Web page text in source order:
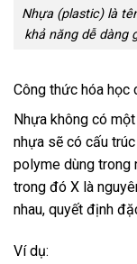
Nhựa (plastic) là
khả năng dễ dàng
Công thức hóa học
Nhựa không có
nhựa sẽ có cấu
polyme dùng trong
trong đó X là
nhau, quyết định
Ví dụ: